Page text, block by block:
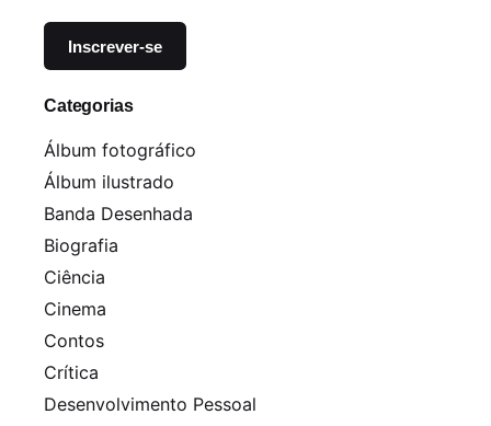
Categorias
Álbum fotográfico
Álbum ilustrado
Banda Desenhada
Biografia
Ciência
Cinema
Contos
Crítica
Desenvolvimento Pessoal